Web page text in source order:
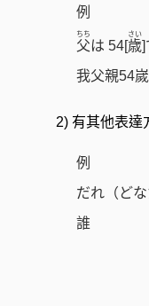
例
父
ちち
は 54[歳
さい
]
我父親54嵗
2) 有其他表達
例
だれ（どな
誰